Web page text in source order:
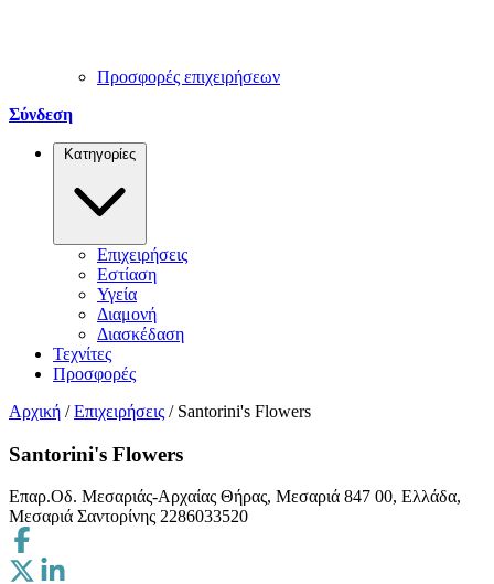
Προσφορές επιχειρήσεων
Σύνδεση
Κατηγορίες
Επιχειρήσεις
Εστίαση
Υγεία
Διαμονή
Διασκέδαση
Τεχνίτες
Προσφορές
Αρχική / Επιχειρήσεις / Santorini's Flowers
Santorini's Flowers
Επαρ.Οδ. Μεσαριάς-Αρχαίας Θήρας, Μεσαριά 847 00, Ελλάδα,
Μεσαριά Σαντορίνης 2286033520